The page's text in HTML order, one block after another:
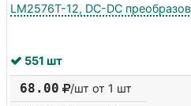
LM2576T-12, DC-DC
551 шт
68.00 /шт от 1 шт